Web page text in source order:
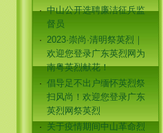
· 中山公开选聘廉洁征兵监
督员
· 2023·崇尚·清明祭英烈｜
欢迎您登录广东英烈网为
南粤英烈献花！
· 倡导足不出户缅怀英烈祭
扫风尚！欢迎您登录广东
英烈网祭英烈
·
关于疫情期间中山革命烈